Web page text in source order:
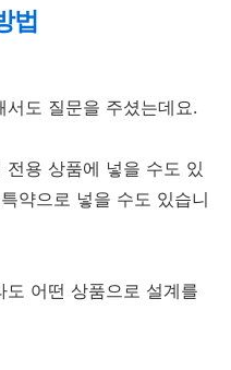
법
도 질문을 주셨는데요.
용 상품에 넣을 수도 있
약으로 넣을 수도 있습니
어떤 상품으로 설계를